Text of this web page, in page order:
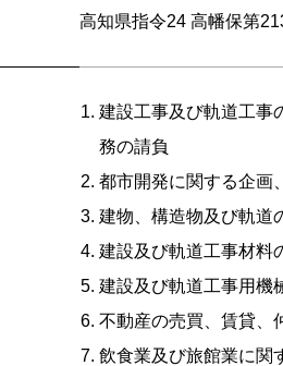
高知県指令24 高幡保第
建設工事及び軌道工事
務の請負
都市開発に関する企画
建物、構造物及び軌道
建設及び軌道工事材料
建設及び軌道工事用機
不動産の売買、賃貸、
飲食業及び旅館業に関